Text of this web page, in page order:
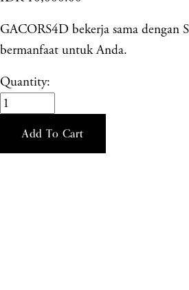
GACORS4D bekerja sama dengan
bermanfaat untuk Anda.
Quantity:
Add To Cart